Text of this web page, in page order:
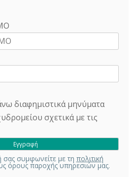
διαφημιστικά μηνύματα
σχετικά με τις
συμφωνείτε με τη πολιτική
όρους παροχής υπηρεσιών μας.